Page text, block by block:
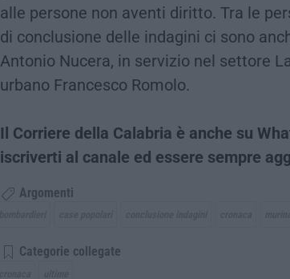
alle persone non aventi diritto. Tra le
di conclusione delle indagini ci sono
Antonio Nucera, in servizio nel settore
urbano Francesco Romolo.
Il Corriere della Calabria è anche su
iscriverti al canale ed essere sempre
Argomenti
Categorie collegate